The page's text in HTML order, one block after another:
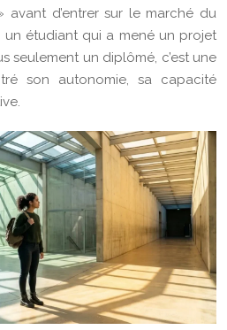
d’entrer sur le marché du
un étudiant qui a mené un projet
seulement un diplômé, c’est une
son autonomie, sa capacité